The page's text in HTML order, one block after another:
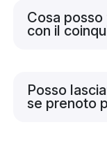
Cosa
con il
Posso
se prenoto